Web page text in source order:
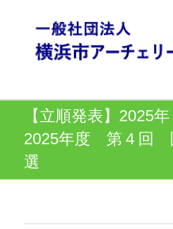
content
【立順発表】2025
2025年度 第４回
選